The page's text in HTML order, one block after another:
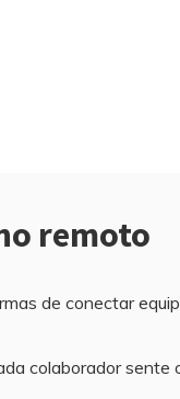
remoto
de conectar
colaborador sente